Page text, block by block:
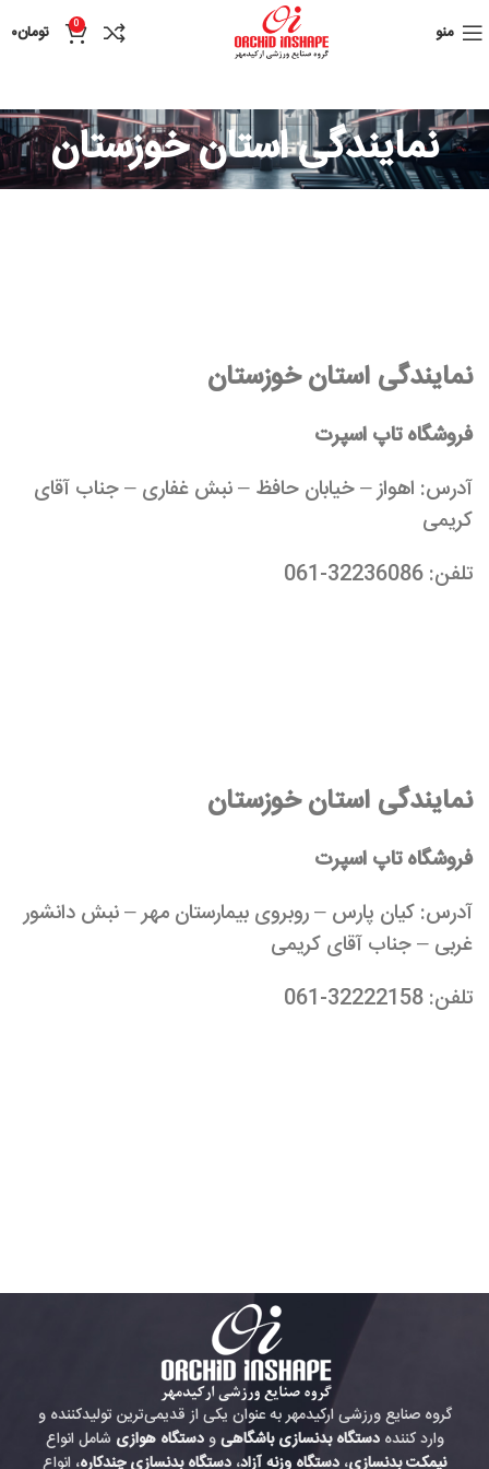
منو 0 تومان۰
نمایندگی استان خوزستان
نمایندگی استان خوزستان
فروشگاه تاپ اسپرت
آدرس: اهواز – خیابان حافظ – نبش غفاری – جناب آقای
کریمی
تلفن: 32236086-061
نمایندگی استان خوزستان
فروشگاه تاپ اسپرت
آدرس: کیان پارس – روبروی بیمارستان مهر – نبش دانشور
غربی – جناب آقای کریمی
تلفن: 32222158-061
گروه صنایع ورزشی ارکیدمهر به عنوان یکی از قدیمی‌ترین تولیدکننده و
وارد کنندهدستگاه بدنسازی باشگاهیودستگاه هوازی شامل انواع
نیمکت بدنسازی، دستگاه وزنه آزاد، دستگاه بدنسازی چندکاره، انواع